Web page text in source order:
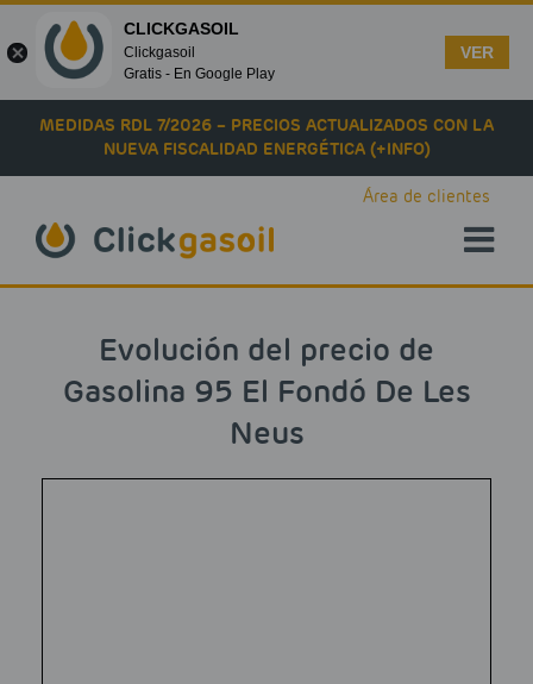
Skip to main content
MEDIDAS RDL 7/2026 – PRECIOS ACTUALIZADOS CON LA
NUEVA FISCALIDAD ENERGÉTICA (+INFO)
Área de clientes
Evolución del precio de
Gasolina 95 El Fondó De Les
Neus
CLICKGASOIL
Clickgasoil
Gratis - En Google Play
VER